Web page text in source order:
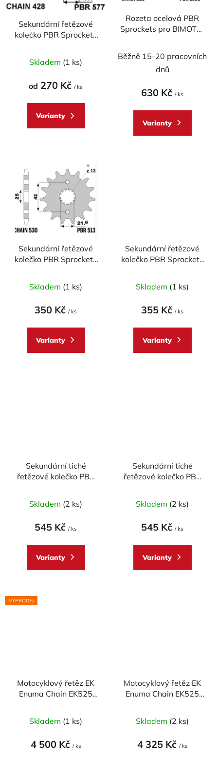
t
r
Sekundární řetězové
kolečko PBR Sprockets
YAMAHA
mod.428
hodnocení
produktu
z
Skladem (1 ks)
od 270 Kč / ks
Varianty
Rozeta ocelová PBR
Sprockets pro BIMOTA/
/600/750/900/1000/1100
mod.520 RACING
Běžně 15-20 pracovních
dnů
630 Kč / ks
Varianty
Sekundární řetězové
kolečko PBR Sprockets
1250, Yamaha
Skladem (1 ks)
350 Kč / ks
Varianty
Sekundární řetězové
kolečko PBR Sprockets
mod.520
Skladem (1 ks)
355 Kč / ks
Varianty
Sekundární tiché
řetězové kolečko PBR
mod.520
Skladem (2 ks)
545 Kč / ks
Varianty
Sekundární tiché
řetězové kolečko PBR
600/650/675/750/765/
Skladem (2 ks)
545 Kč / ks
Varianty
VÝPRODEJ
Motocyklový řetěz EK
Enuma Chain EK525
Skladem (1 ks)
4 500 Kč / ks
Motocyklový řetěz EK
Enuma Chain EK525
Skladem (2 ks)
4 325 Kč / ks